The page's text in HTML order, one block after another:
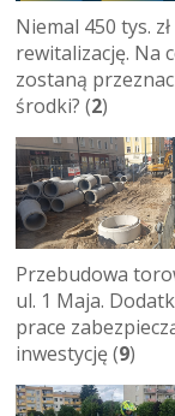
Niemal 450 tys.
rewitalizację. Na
zostaną
środki? (2)
Przebudowa
ul. 1 Maja.
prace
inwestycję (9)